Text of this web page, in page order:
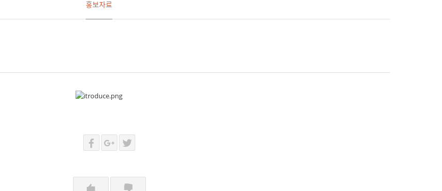
홍보자료